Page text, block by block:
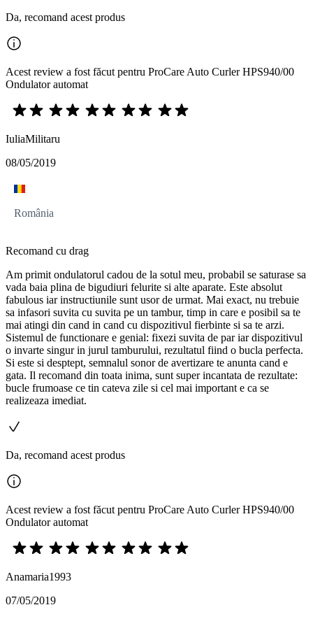
Da, recomand acest produs
Acest review a fost făcut pentru ProCare Auto Curler HPS940/00
Ondulator automat
IuliaMilitaru
08/05/2019
România
Recomand cu drag
Am primit ondulatorul cadou de la sotul meu, probabil se saturase sa
vada baia plina de bigudiuri felurite si alte aparate. Este absolut
fabulous iar instructiunile sunt usor de urmat. Mai exact, nu trebuie
sa infasori suvita cu suvita pe un tambur, timp in care e posibil sa te
mai atingi din cand in cand cu dispozitivul fierbinte si sa te arzi.
Sistemul de functionare e genial: fixezi suvita de par iar dispozitivul
o invarte singur in jurul tamburului, rezultatul fiind o bucla perfecta.
Si este si desptept, semnalul sonor de avertizare te anunta cand e
gata. Il recomand din toata inima, sunt super incantata de rezultate:
bucle frumoase ce tin cateva zile si cel mai important e ca se
realizeaza imediat.
Da, recomand acest produs
Acest review a fost făcut pentru ProCare Auto Curler HPS940/00
Ondulator automat
Anamaria1993
07/05/2019